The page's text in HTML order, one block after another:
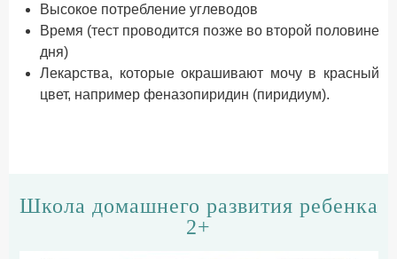
Высокое потребление углеводов
Время (тест проводится позже во второй половине
дня)
Лекарства, которые окрашивают мочу в красный
цвет, например феназопиридин (пиридиум).
Школа домашнего развития ребенка
2+